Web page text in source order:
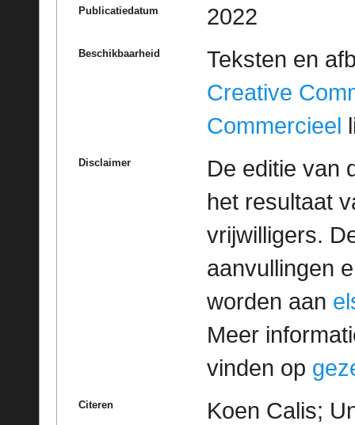
Publicatiedatum 2022
Beschikbaarheid
Teksten en
Creative
Commercieel
Disclaimer
De editie van
het resultaat
vrijwilligers.
aanvullingen
worden aan
Meer
vinden op
Citeren
Koen Calis;